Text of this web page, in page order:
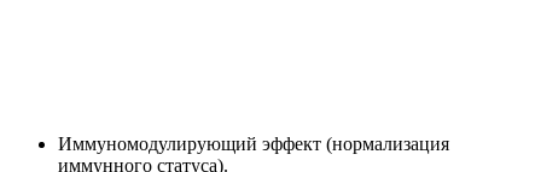
Иммуномодулирующий эффект (нормализация
иммунного статуса).